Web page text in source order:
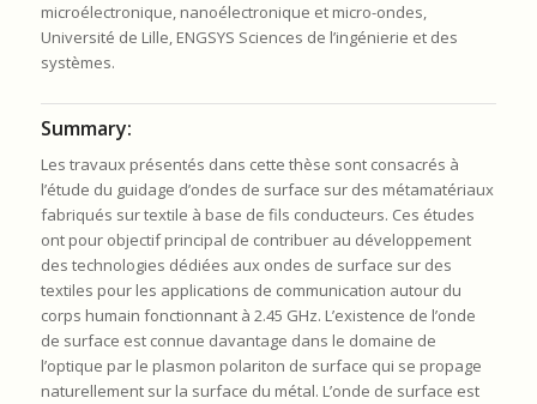
microélectronique, nanoélectronique et micro-ondes,
Université de Lille, ENGSYS Sciences de l’ingénierie et des
systèmes.
Summary:
Les travaux présentés dans cette thèse sont consacrés à
l’étude du guidage d’ondes de surface sur des métamatériaux
fabriqués sur textile à base de fils conducteurs. Ces études
ont pour objectif principal de contribuer au développement
des technologies dédiées aux ondes de surface sur des
textiles pour les applications de communication autour du
corps humain fonctionnant à 2.45 GHz. L’existence de l’onde
de surface est connue davantage dans le domaine de
l’optique par le plasmon polariton de surface qui se propage
naturellement sur la surface du métal. L’onde de surface est